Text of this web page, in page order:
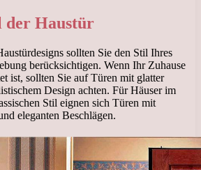
der Haustür
sollten Sie den Stil Ihres
berücksichtigen. Wenn Ihr Zuhause
ist, sollten Sie auf Türen mit glatter
Design achten. Für Häuser im
Stil eignen sich Türen mit
eleganten Beschlägen.